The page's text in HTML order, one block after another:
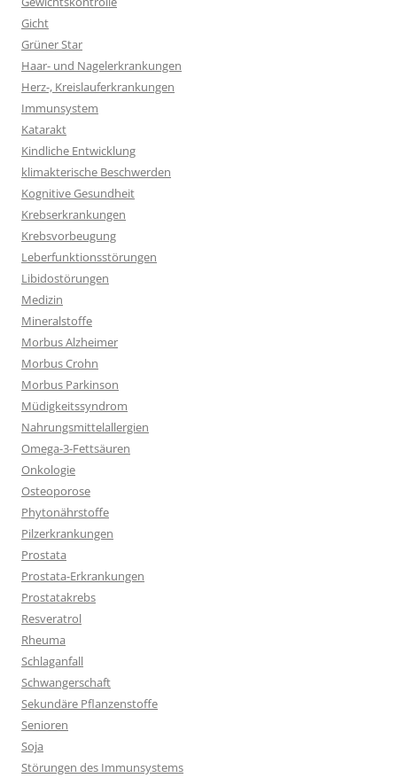
Gicht
Grüner Star
Haar- und Nagelerkrankungen
Herz-, Kreislauferkrankungen
Immunsystem
Katarakt
Kindliche Entwicklung
klimakterische Beschwerden
Kognitive Gesundheit
Krebserkrankungen
Krebsvorbeugung
Leberfunktionsstörungen
Libidostörungen
Medizin
Mineralstoffe
Morbus Alzheimer
Morbus Crohn
Morbus Parkinson
Müdigkeitssyndrom
Nahrungsmittelallergien
Omega-3-Fettsäuren
Onkologie
Osteoporose
Phytonährstoffe
Pilzerkrankungen
Prostata
Prostata-Erkrankungen
Prostatakrebs
Resveratrol
Rheuma
Schlaganfall
Schwangerschaft
Sekundäre Pflanzenstoffe
Senioren
Soja
Störungen des Immunsystems